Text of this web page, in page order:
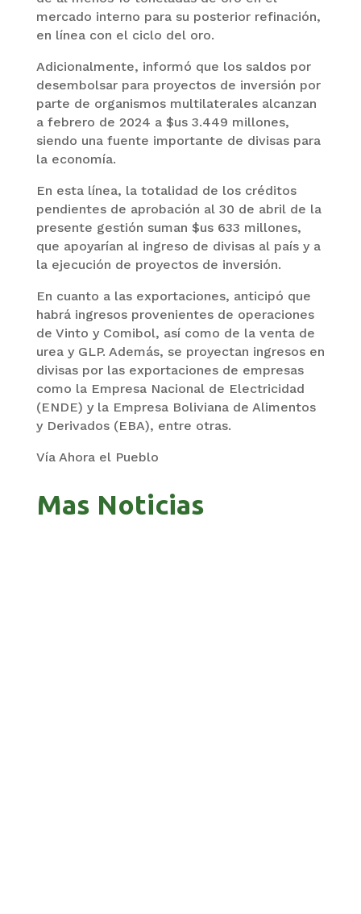
mercado interno para su posterior refinación,
en línea con el ciclo del oro.
Adicionalmente, informó que los saldos por
desembolsar para proyectos de inversión por
parte de organismos multilaterales alcanzan
a febrero de 2024 a $us 3.449 millones,
siendo una fuente importante de divisas para
la economía.
En esta línea, la totalidad de los créditos
pendientes de aprobación al 30 de abril de la
presente gestión suman $us 633 millones,
que apoyarían al ingreso de divisas al país y a
la ejecución de proyectos de inversión.
En cuanto a las exportaciones, anticipó que
habrá ingresos provenientes de operaciones
de Vinto y Comibol, así como de la venta de
urea y GLP. Además, se proyectan ingresos en
divisas por las exportaciones de empresas
como la Empresa Nacional de Electricidad
(ENDE) y la Empresa Boliviana de Alimentos
y Derivados (EBA), entre otras.
Vía Ahora el Pueblo
Mas Noticias